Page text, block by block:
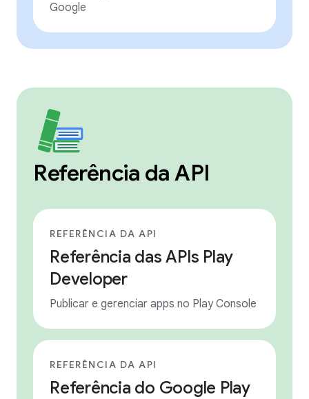
Google
Referência da API
REFERÊNCIA DA API
Referência das APIs Play
Developer
Publicar e gerenciar apps no Play Console
REFERÊNCIA DA API
Referência do Google Play